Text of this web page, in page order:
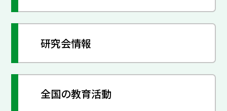
研究会情報
全国の教育活動